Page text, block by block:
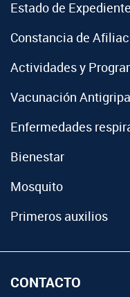
Estado de Expediente
Constancia de
Actividades y
Vacunación
Enfermedades
Bienestar
Mosquito
Primeros auxilios
CONTACTO